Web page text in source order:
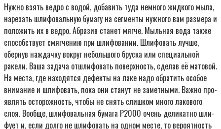
Нуж­но взять вед­ро с водой, доба­вить туда немно­го жид­ко­го мыла,
наре­зать шли­фо­валь­ную бума­гу на сег­мен­ты нуж­но­го вам раз­ме­ра и
поло­жить их в вед­ро. Абра­зив ста­нет мяг­че. Мыль­ная вода так­же
спо­соб­ству­ет смяг­че­нию при шли­фо­ва­нии. Шли­фо­вать луч­ше,
обер­нув наждач­ку вокруг неболь­шо­го брус­ка или спе­ци­аль­ной
раке­ли. Ваша зада­ча отшли­фо­вать поверх­ность, сде­лав её мато­вой.
На места, где нахо­дят­ся дефек­ты на лаке надо обра­тить осо­бое
вни­ма­ние и шли­фо­вать, пока они ста­нут не замет­ны­ми. Важ­но про­
яв­лять осто­рож­ность, что­бы не снять слиш­ком мно­го лако­во­го
слоя. Вооб­ще, шли­фо­валь­ная бума­га P2000 очень дели­кат­но шли­
фу­ет и, если дол­го не шли­фо­вать на одном месте, то веро­ят­ность